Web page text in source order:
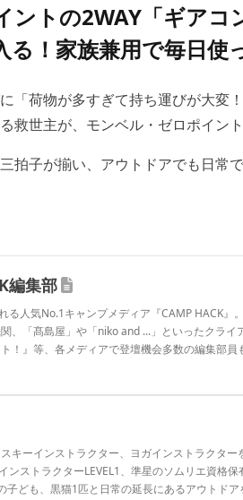
ントの2WAY「ギアコ
る！家族兼用で毎日使
「荷物が多すぎて持ち運びが大変
救世主が、モンベル・ゼロポイン
拍子が揃い、アウトドアでも日常
編集部
る人気No.1キャンプメディア『CAMP HACK』
、「髙島屋」や「niko and ...」といったクライ
！』等、各メディアで登壇機会多数の編集部員
キーインストラクター、ヨガインストラクタ
ンストラクターLEVEL1、準星のソムリエ資格
子ども、黒猫1匹と日常の延長にあるアウトドア